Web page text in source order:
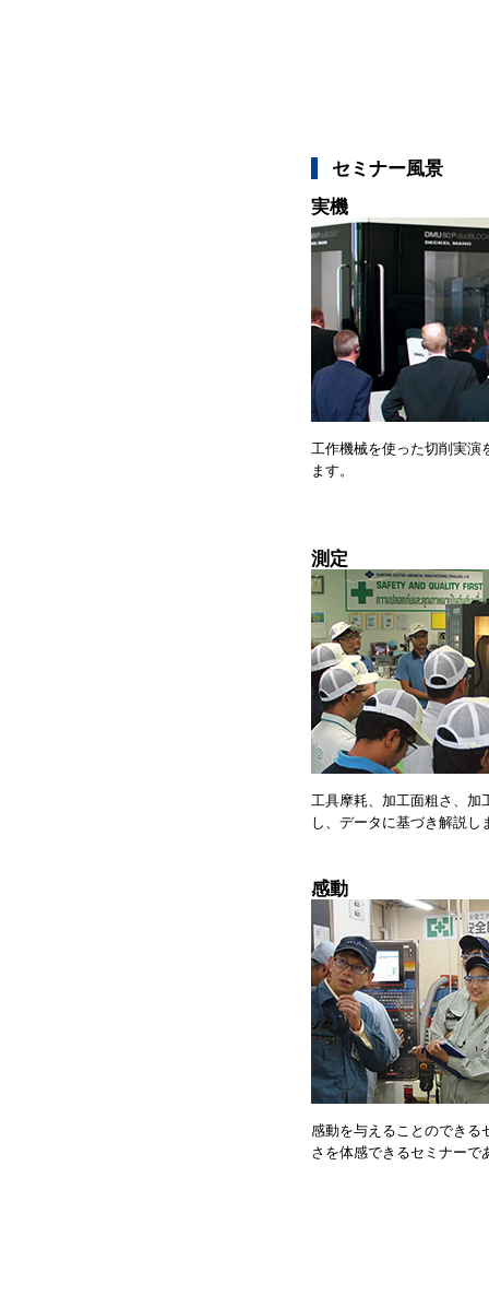
セミナー風景
実機
工作機械を使った切削実演
ます。
測定
工具摩耗、加工面粗さ、加
し、データに基づき解説し
感動
感動を与えることのできる
さを体感できるセミナーで